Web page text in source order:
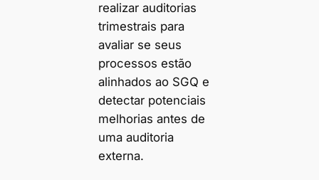
realizar auditorias
trimestrais para
avaliar se seus
processos estão
alinhados ao SGQ e
detectar potenciais
melhorias antes de
uma auditoria
externa.